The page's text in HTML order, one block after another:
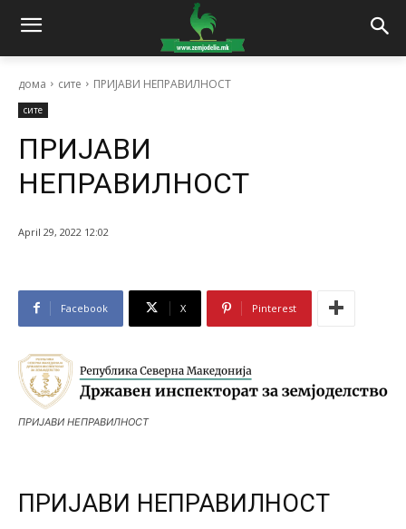
дома сите ПРИЈАВИ НЕПРАВИЛНОСТ
сите
ПРИЈАВИ
НЕПРАВИЛНОСТ
April 29, 2022 12:02
Facebook X Pinterest
ПРИЈАВИ НЕПРАВИЛНОСТ
ПРИЈАВИ НЕПРАВИЛНОСТ